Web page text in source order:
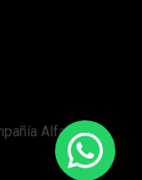
Alfaro